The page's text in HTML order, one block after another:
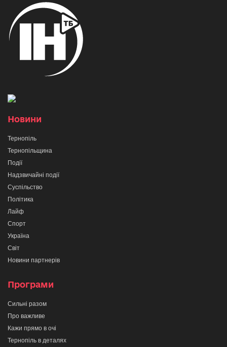
Новини
Тернопіль
Тернопільщина
Події
Надзвичайні події
Суспільство
Політика
Лайф
Спорт
Україна
Світ
Новини партнерів
Програми
Сильні разом
Про важливе
Кажи прямо в очі
Тернопіль в деталях